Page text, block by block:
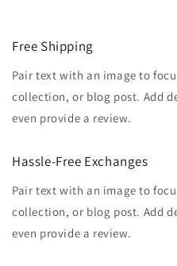
Free Shipping
Pair text with an image to
collection, or blog post. Add
even provide a review.
Hassle-Free Exchanges
Pair text with an image to
collection, or blog post. Add
even provide a review.